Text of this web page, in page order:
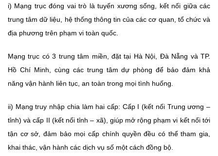
i) Mạng trục đóng vai trò là tuyến xương sống, kết nối giữa các
trung tâm dữ liệu, hệ thống thông tin của các cơ quan, tổ chức và
địa phương trên phạm vi toàn quốc.
Mạng trục có 3 trung tâm miền, đặt tại Hà Nội, Đà Nẵng và TP.
Hồ Chí Minh, cùng các trung tâm dự phòng để bảo đảm khả
năng vận hành liên tục, an toàn trong mọi tình huống.
ii) Mạng truy nhập chia làm hai cấp: Cấp I (kết nối Trung ương –
tỉnh) và cấp II (kết nối tỉnh – xã), giúp mở rộng phạm vi kết nối tới
tận cơ sở, đảm bảo mọi cấp chính quyền đều có thể tham gia,
khai thác, vận hành các dịch vụ số một cách đồng bộ.